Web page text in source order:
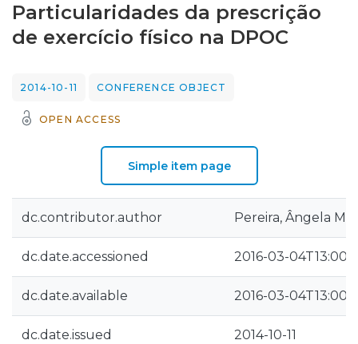
Particularidades da prescrição
de exercício físico na DPOC
2014-10-11 CONFERENCE OBJECT
OPEN ACCESS
Simple item page
dc.contributor.author Pereira, Ângela
dc.date.accessioned 2016-03-
dc.date.available 2016-03-
dc.date.issued 2014-10-11